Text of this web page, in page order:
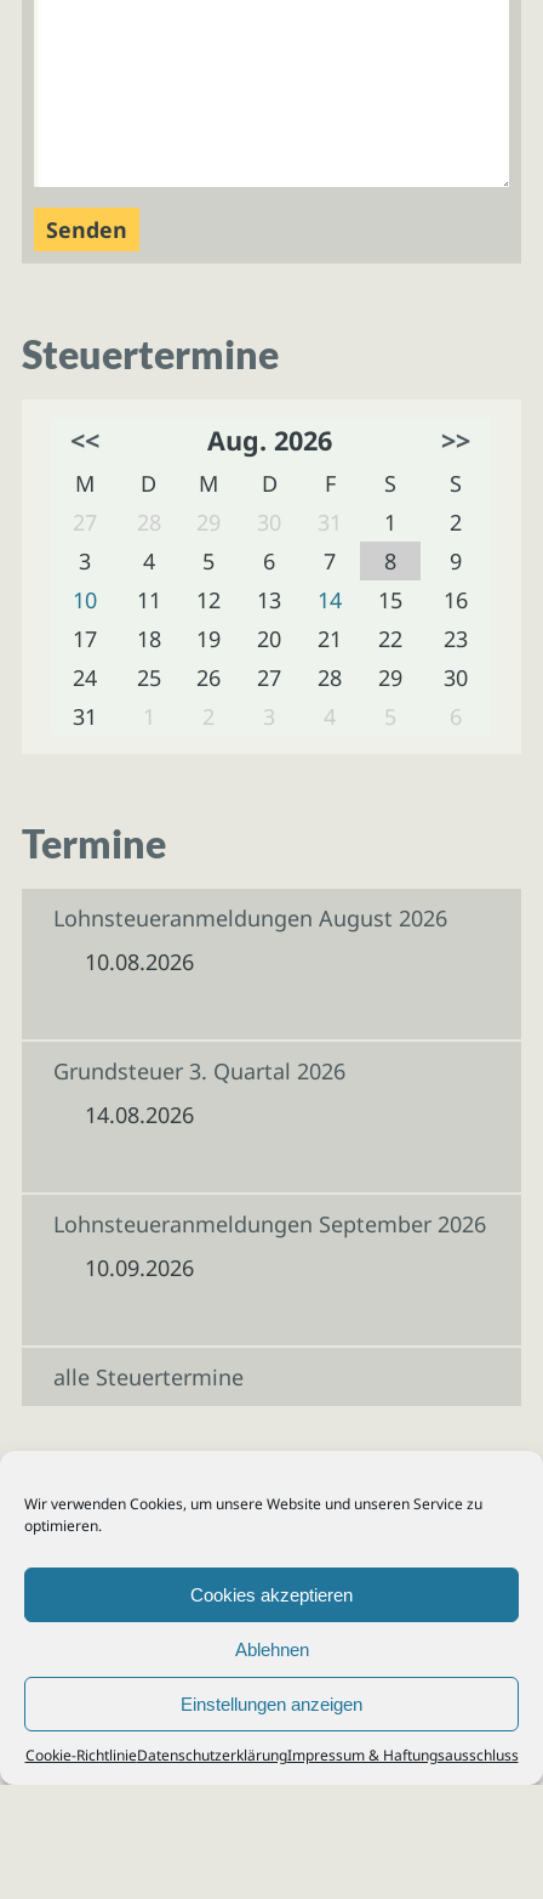
Wir verwenden Cookies, um unsere Website und unseren Service zu
optimieren.
Cookies akzeptieren
Ablehnen
Einstellungen anzeigen
Cookie-RichtlinieDatenschutzerklärungImpressum & Haftungsausschluss
Steuertermine
<< Aug. 2026 >>
M D M D F S
S
27
28 29 30 31 1
2
3
4 5 6 7 8
9
10
11 12 13 14 15
16
17
18 19 20 21 22
23
24
25 26 27 28 29
30
31
1 2 3 4 5 6
Termine
Lohnsteueranmeldungen August 2026
10.08.2026
Grundsteuer 3. Quartal 2026
14.08.2026
Lohnsteueranmeldungen September 2026
10.09.2026
alle Steuertermine
© 2026Steuerberater Kempf, Köln - Steuerberatung Poll, Porz, Deutz, Mülheim,